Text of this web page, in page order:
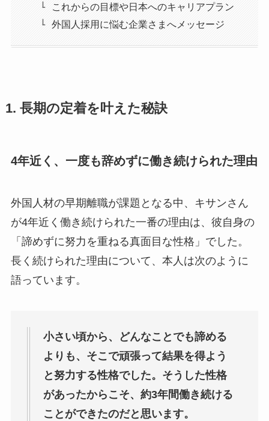
これからの目標や日本へのキャリアプラン
外国人採用に悩む企業さまへメッセージ
1. 長期の定着を叶えた秘訣
4年近く、一度も辞めずに働き続けられた理由
外国人材の早期離職が課題となる中、キサンさん
が4年近く働き続けられた一番の理由は、彼自身の
「諦めずに努力を重ねる真面目な性格」でした。
長く続けられた理由について、本人は次のように
語っています。
小さい頃から、どんなことでも諦める
よりも、そこで頑張って結果を得よう
と努力する性格でした。そうした性格
があったからこそ、約3年間働き続ける
ことができたのだと思います。